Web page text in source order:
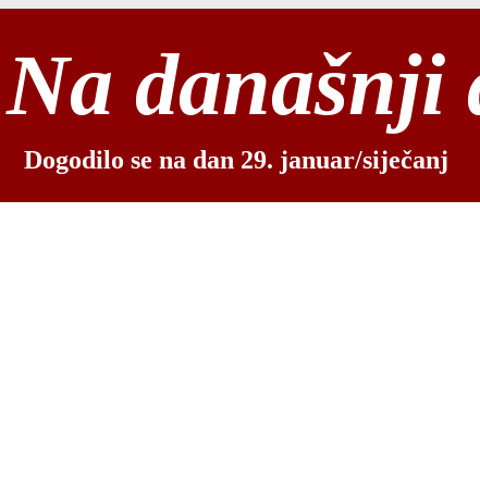
Na današnji
Dogodilo se na dan 29. januar/siječanj